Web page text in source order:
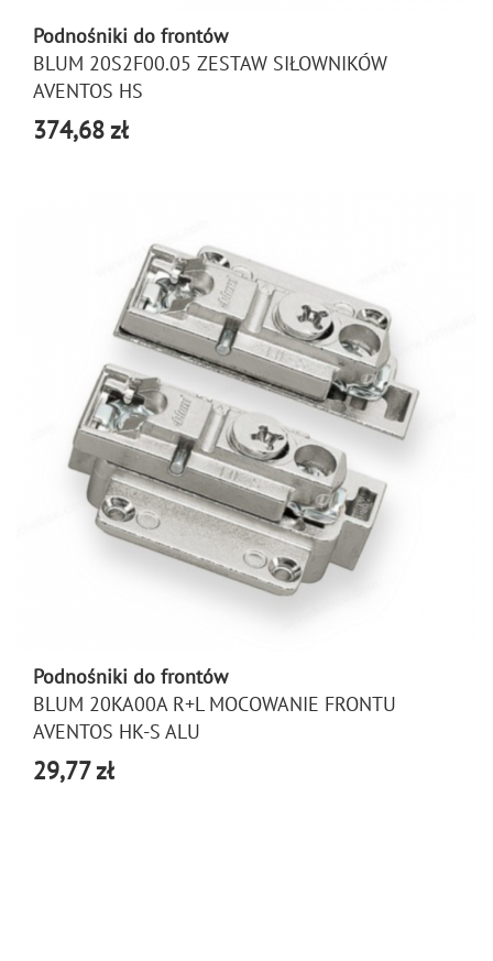
Podnośniki do frontów
BLUM 20S2F00.05 ZESTAW SIŁOWNIKÓW
AVENTOS HS
374,68 zł
Podnośniki do frontów
BLUM 20KA00A R+L MOCOWANIE FRONTU
AVENTOS HK-S ALU
29,77 zł